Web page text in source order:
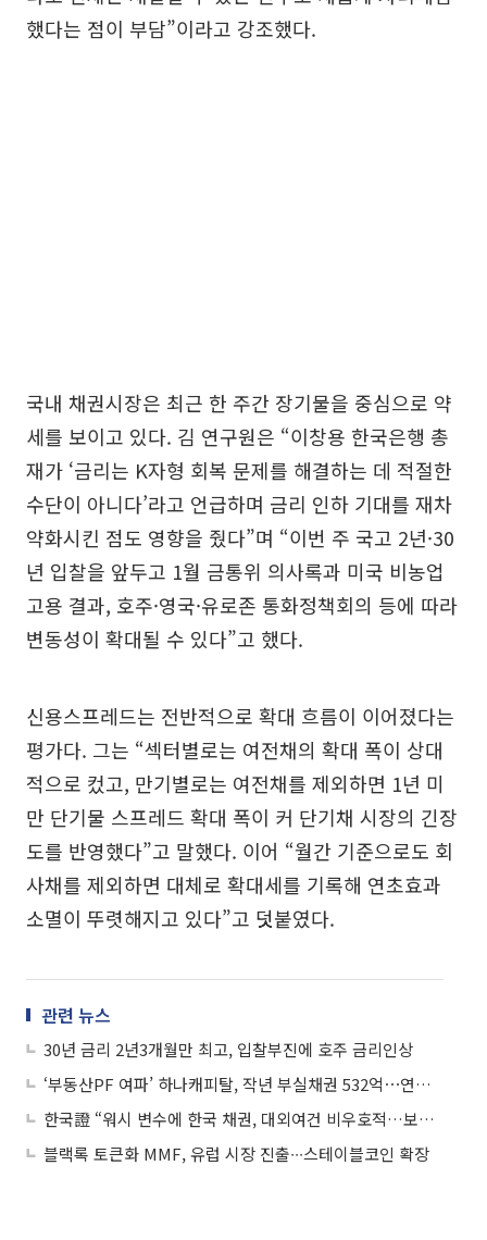
했다는 점이 부담”이라고 강조했다.
국내 채권시장은 최근 한 주간 장기물을 중심으로 약
세를 보이고 있다. 김 연구원은 “이창용 한국은행 총
재가 ‘금리는 K자형 회복 문제를 해결하는 데 적절한
수단이 아니다’라고 언급하며 금리 인하 기대를 재차
약화시킨 점도 영향을 줬다”며 “이번 주 국고 2년·30
년 입찰을 앞두고 1월 금통위 의사록과 미국 비농업
고용 결과, 호주·영국·유로존 통화정책회의 등에 따라
변동성이 확대될 수 있다”고 했다.
신용스프레드는 전반적으로 확대 흐름이 이어졌다는
평가다. 그는 “섹터별로는 여전채의 확대 폭이 상대
적으로 컸고, 만기별로는 여전채를 제외하면 1년 미
만 단기물 스프레드 확대 폭이 커 단기채 시장의 긴장
도를 반영했다”고 말했다. 이어 “월간 기준으로도 회
사채를 제외하면 대체로 확대세를 기록해 연초효과
소멸이 뚜렷해지고 있다”고 덧붙였다.
관련 뉴스
30년 금리 2년3개월만 최고, 입찰부진에 호주 금리인상
‘부동산PF 여파’ 하나캐피탈, 작년 부실채권 532억⋯연초 4000억 조달
한국證 “워시 변수에 한국 채권, 대외여건 비우호적…보수적 접근 필요”
블랙록 토큰화 MMF, 유럽 시장 진출∙∙∙스테이블코인 확장